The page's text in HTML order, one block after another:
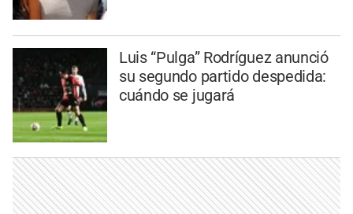
Luis “Pulga” Rodríguez anunció
su segundo partido despedida:
cuándo se jugará